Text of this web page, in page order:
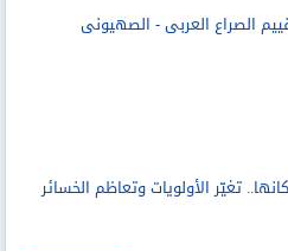
الصراع العربى - الصهيونى
تغيّر الأولويات وتعاظم الخسائر